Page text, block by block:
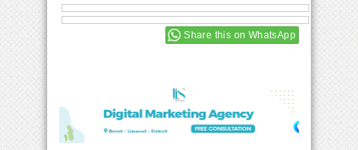
Share this on WhatsApp